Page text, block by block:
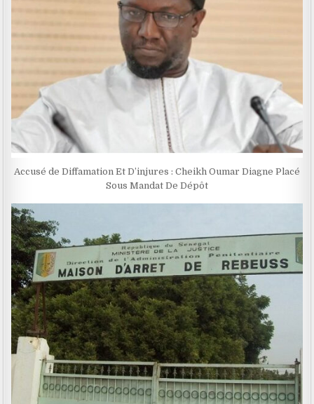
Accusé de Diffamation Et D’injures : Cheikh Oumar Diagne Placé
Sous Mandat De Dépôt